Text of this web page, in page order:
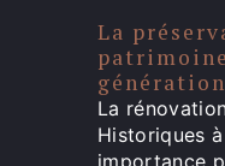
La
La
Historiques
importance